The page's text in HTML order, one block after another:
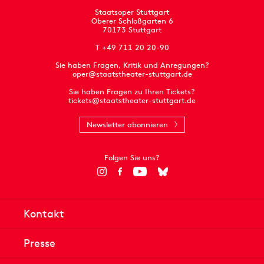
Staatsoper Stuttgart
Oberer Schloßgarten 6
70173 Stuttgart
T +49 711 20 20-90
Sie haben Fragen, Kritik und Anregungen?
oper@staatstheater-stuttgart.de
Sie haben Fragen zu Ihren Tickets?
tickets@staatstheater-stuttgart.de
Newsletter abonnieren
Folgen Sie uns?
Kontakt
Presse